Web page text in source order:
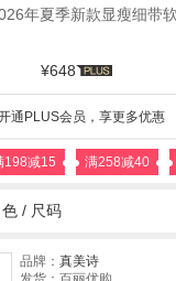
年夏季新款显瘦细带
¥648
通PLUS会员，享更多优惠
198减15 满258减40
/ 尺码
品牌： 真美诗